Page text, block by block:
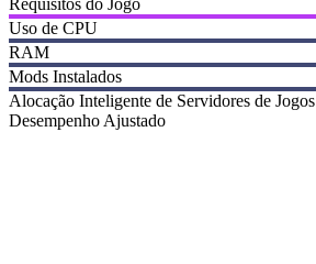
Uso de CPU
RAM
Mods Instalados
Alocação Inteligente de Servidores de Jogos
Desempenho Ajustado